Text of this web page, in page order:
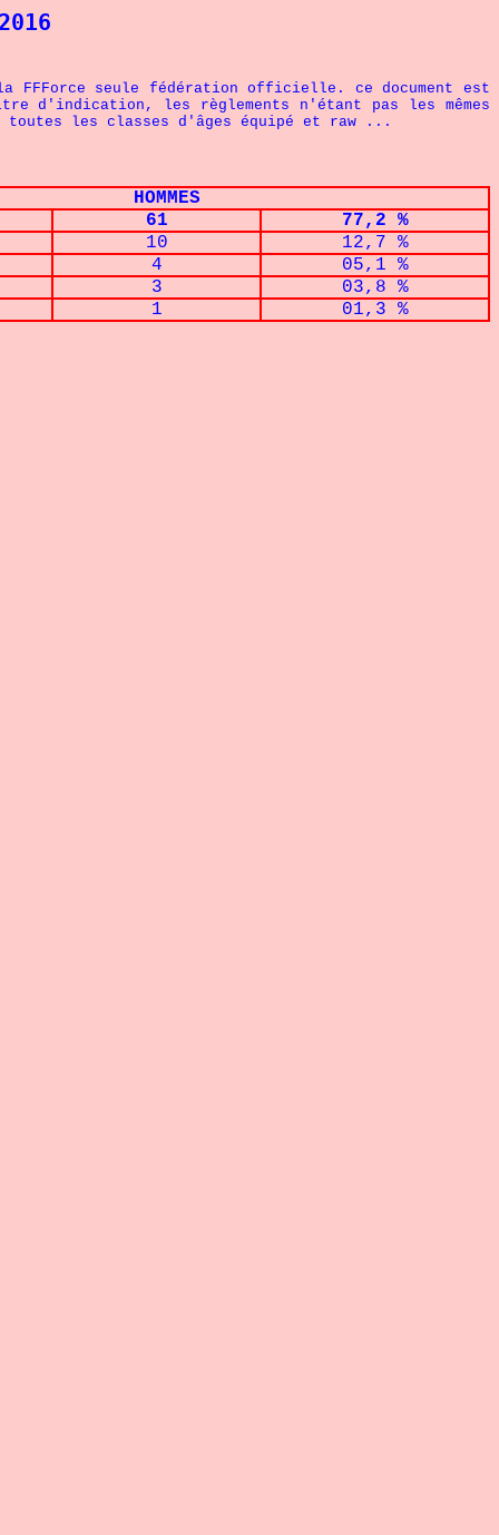
FFForce seule fédération officielle. ce document est
d'indication, les règlements n'étant pas les mêmes
les classes d'âges équipé et raw ...
HOMMES
61
77,2 %
10
12,7 %
4
05,1 %
3
03,8 %
1 01,3 %